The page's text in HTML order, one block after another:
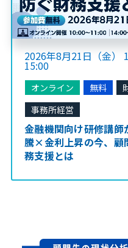
2026年8月21日（金）
15:00
オンライン 無料
事務所経営
金融機関向け研修講
騰×金利上昇の今、顧
務支援とは